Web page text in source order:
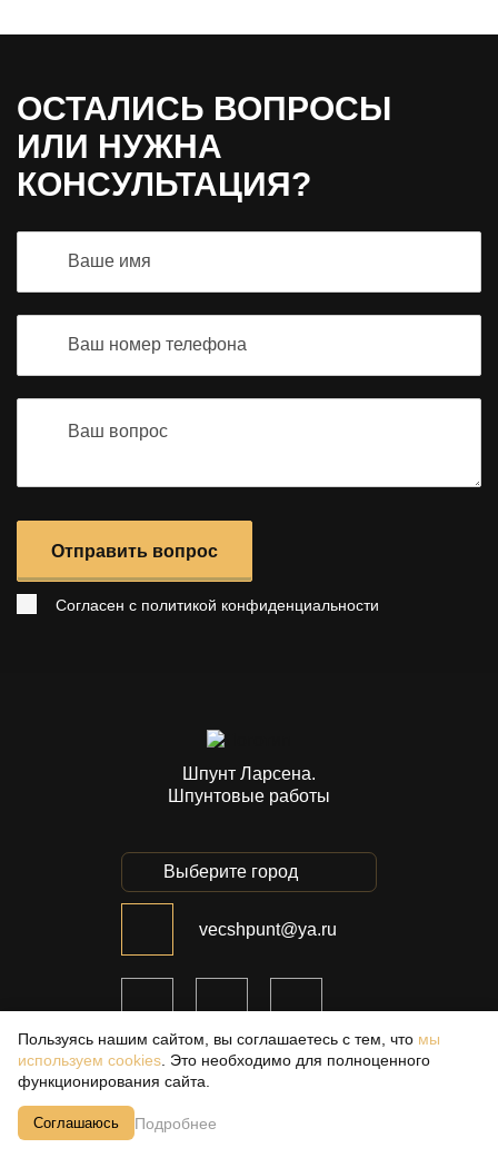
ОСТАЛИСЬ ВОПРОСЫ
ИЛИ НУЖНА
КОНСУЛЬТАЦИЯ?
Отправить вопрос
Согласен с политикой конфиденциальности
Шпунт Ларсена.
Шпунтовые работы
Выберите город
vecshpunt@ya.ru
МЕНЮ САЙТА :
Информация о компании
Пользуясь нашим сайтом, вы соглашаетесь с тем, что мы
используем cookies . Это необходимо для полноценного
функционирования сайта.
Соглашаюсь Подробнее